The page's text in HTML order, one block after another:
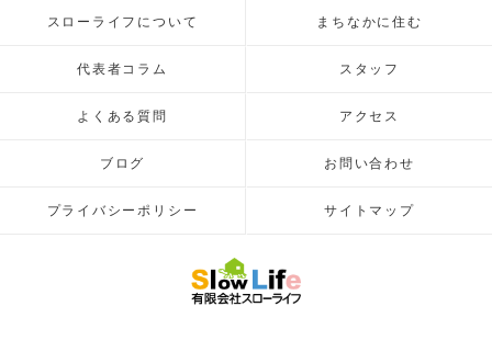
スローライフについて まちなかに住む
代表者コラム スタッフ
よくある質問 アクセス
ブログ お問い合わせ
プライバシーポリシー サイトマップ